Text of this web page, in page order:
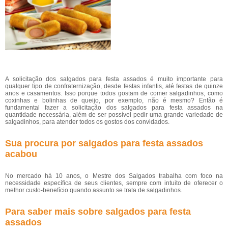
A solicitação dos salgados para festa assados é muito importante para
qualquer tipo de confraternização, desde festas infantis, até festas de quinze
anos e casamentos. Isso porque todos gostam de comer salgadinhos, como
coxinhas e bolinhas de queijo, por exemplo, não é mesmo? Então é
fundamental fazer a solicitação dos salgados para festa assados na
quantidade necessária, além de ser possível pedir uma grande variedade de
salgadinhos, para atender todos os gostos dos convidados.
Sua procura por salgados para festa assados
acabou
No mercado há 10 anos, o Mestre dos Salgados trabalha com foco na
necessidade específica de seus clientes, sempre com intuito de oferecer o
melhor custo-benefício quando assunto se trata de salgadinhos.
Para saber mais sobre salgados para festa
assados